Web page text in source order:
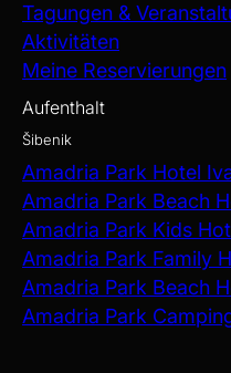
Tagungen &
Aktivitäten
Meine Reservierungen
Aufenthalt
Šibenik
Amadria Park Hotel
Amadria Park Beach
Amadria Park Kids
Amadria Park Family
Amadria Park Beach
Amadria Park